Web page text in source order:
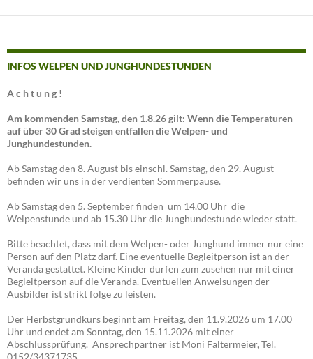
INFOS WELPEN UND JUNGHUNDESTUNDEN
A c h t u n g !
Am kommenden Samstag, den 1.8.26 gilt: Wenn die Temperaturen
auf über 30 Grad steigen entfallen die Welpen- und
Junghundestunden.
Ab Samstag den 8. August bis einschl. Samstag, den 29. August
befinden wir uns in der verdienten Sommerpause.
Ab Samstag den 5. September finden um 14.00 Uhr die
Welpenstunde und ab 15.30 Uhr die Junghundestunde wieder statt.
Bitte beachtet, dass mit dem Welpen- oder Junghund immer nur eine
Person auf den Platz darf. Eine eventuelle Begleitperson ist an der
Veranda gestattet. Kleine Kinder dürfen zum zusehen nur mit einer
Begleitperson auf die Veranda. Eventuellen Anweisungen der
Ausbilder ist strikt folge zu leisten.
Der Herbstgrundkurs beginnt am Freitag, den 11.9.2026 um 17.00
Uhr und endet am Sonntag, den 15.11.2026 mit einer
Abschlussprüfung. Ansprechpartner ist Moni Faltermeier, Tel.